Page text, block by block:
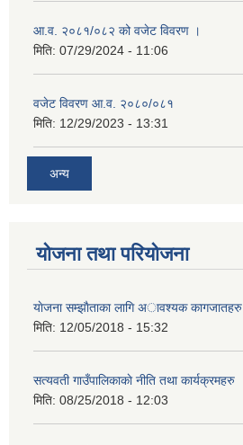
आ.व. २०८१/०८२ को वजेट विवरण ।
मिति: 07/29/2024 - 11:06
वजेट विवरण आ.व. २०८०/०८१
मिति: 12/29/2023 - 13:31
अन्य
योजना तथा परियोजना
याेजना सम्झाैताका लागि अावश्यक कागजातहरु
मिति: 12/05/2018 - 15:32
सत्यवती गाउँपालिकाकाे नीति तथा कार्यक्रमहरु
मिति: 08/25/2018 - 12:03